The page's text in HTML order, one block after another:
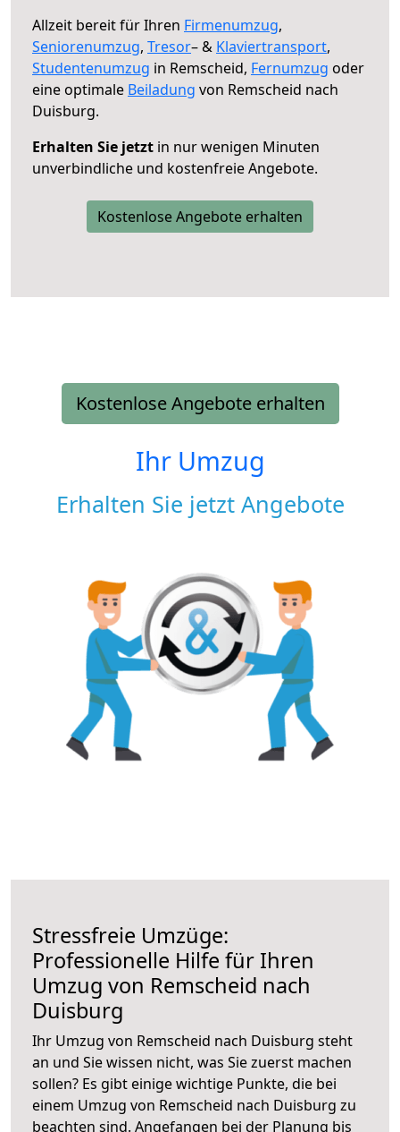
Allzeit bereit für Ihren Firmenumzug,
Seniorenumzug, Tresor– & Klaviertransport,
Studentenumzug in Remscheid, Fernumzug oder
eine optimale Beiladung von Remscheid nach
Duisburg.
Erhalten Sie jetzt in nur wenigen Minuten
unverbindliche und kostenfreie Angebote.
Kostenlose Angebote erhalten
Kostenlose Angebote erhalten
Ihr Umzug
Erhalten Sie jetzt Angebote
Stressfreie Umzüge:
Professionelle Hilfe für Ihren
Umzug von Remscheid nach
Duisburg
Ihr Umzug von Remscheid nach Duisburg steht
an und Sie wissen nicht, was Sie zuerst machen
sollen? Es gibt einige wichtige Punkte, die bei
einem Umzug von Remscheid nach Duisburg zu
beachten sind. Angefangen bei der Planung bis